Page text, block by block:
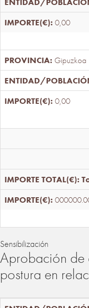
0,00
Gipuzkoa
0,00
Sensibilización
Aprobación de
postura en